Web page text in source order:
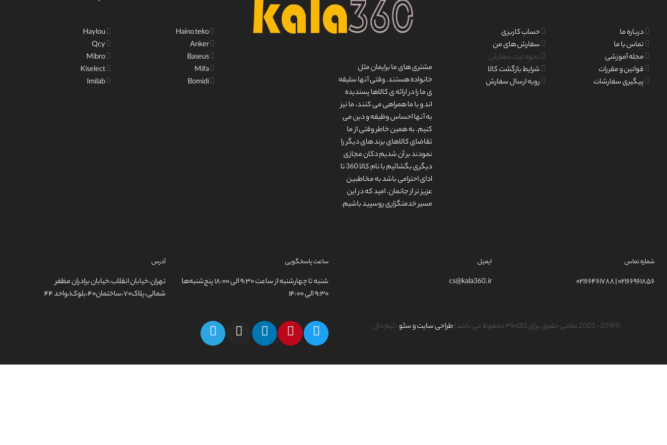
درباره ما
تماس با ما
مجله آموزشی
قوانین و مقررات
پیگیری سفارشات
حساب کاربری
سفارش های من
نحوه ثبت سفارش
شرایط بازگشت کالا
رویه ارسال سفارش
مشتری های ما برایمان مثل
خانواده هستند. وقتی آنها سلیقه
ی ما را در ارائه ی کالاها پسندیده
اند و با ما همراهی می کنند، ما نیز
به آنها احساس وظیفه و دین می
کنیم. به همین خاطر وقتی از ما
تقاضای کالاهای برند های دیگر را
نمودند بر آن شدیم دکان مجازی
دیگری بگشائیم با نام کالا 360 تا
ادای احترامی باشد به مخاطبین
عزیز تر از جانمان. امید که در این
مسیر خدمتگزاری روسپید باشیم.
Haino teko
Anker
Baseus
Mifa
Bomidi
Haylou
Qcy
Mibro
Kiselect
Imilab
شماره تماس
۰۲۱۶۶۹۶۱۸۵۶ | ۰۲۱۶۶۴۶۱۷۸۸
ایمیل
cs@kala360.ir
ساعت پاسخگویی
شنبه تا چهارشنبه از ساعت ۹:۳۰ الی ۱۸:۰۰ پنج‌شنبه‌ها
۹:۳۰ الی ۱۴:۰۰
آدرس
تهران،خیابان انقلاب،خیابان برادران مظفر
شمالی،پلاک۷۰،ساختمان۴۰،بلوک۱،واحد ۴۴
©2019- 2023 تمامی حقوق برای کالا۳۶۰ محفوظ می باشد | طراحی سایت و سئو: تیم دال